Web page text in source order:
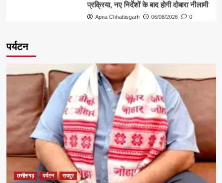
प्रक्रिया, नए निर्देशों के बाद होगी दोबारा नीलामी
Apna Chhattisgarh 06/08/2026 0
पर्यटन
छत्तीसगढ़ पर्यटन रायपुर